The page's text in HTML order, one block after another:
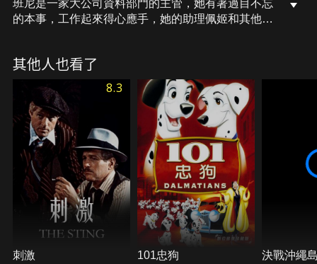
班尼是一家大公司資料部門的主管，她有著過目不忘
的本事，工作起來得心應手，她的助理佩姬和其他人
簡稱「艾米」的電腦，當班尼察覺這台電腦將會取代
她們而面臨被解僱的危險，於是她開始與理查德產生
不可避免的摩擦，並展開一連串喜劇性的交鋒對戰…
其他人也看了
8.3
刺激 101忠狗 決戰沖繩